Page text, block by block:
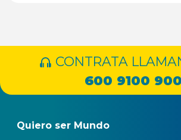
CONTRATA
600 9100 900
Quiero ser Mundo